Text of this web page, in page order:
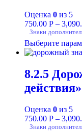
Оценка 0 из 5
750.00 Р –
Знаки
Выберите
8.2.5
действия»
Оценка 0 из 5
750.00 Р –
Знаки